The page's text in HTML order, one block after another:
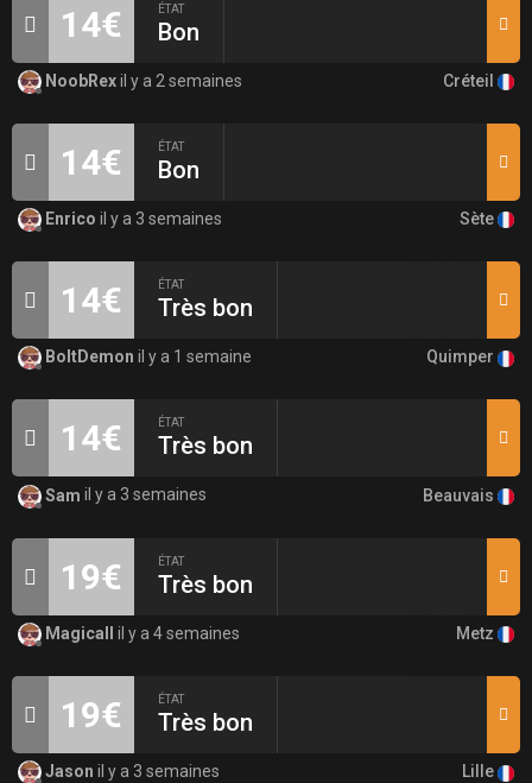
14€ ÉTAT
Bon
NoobRexil y a 2 semaines Créteil
14€ ÉTAT
Bon
Enrico il y a 3 semaines Sète
14€ ÉTAT
Très bon
BoltDemon il y a 1 semaine Quimper
14€ ÉTAT
Très bon
Sam il y a 3 semaines Beauvais
19€ ÉTAT
Très bon
Magicall il y a 4 semaines Metz
19€ ÉTAT
Très bon
Jason il y a 3 semaines Lille